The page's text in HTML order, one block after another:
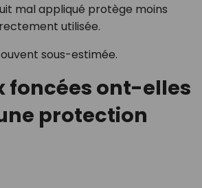
mal appliqué protège moins
utilisée.
sous-estimée.
foncées ont-elles
protection